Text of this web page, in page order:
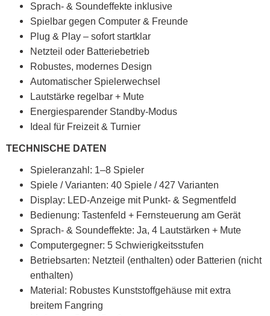
Sprach- & Soundeffekte inklusive
Spielbar gegen Computer & Freunde
Plug & Play – sofort startklar
Netzteil oder Batteriebetrieb
Robustes, modernes Design
Automatischer Spielerwechsel
Lautstärke regelbar + Mute
Energiesparender Standby-Modus
Ideal für Freizeit & Turnier
TECHNISCHE DATEN
Spieleranzahl: 1–8 Spieler
Spiele / Varianten: 40 Spiele / 427 Varianten
Display: LED-Anzeige mit Punkt- & Segmentfeld
Bedienung: Tastenfeld + Fernsteuerung am Gerät
Sprach- & Soundeffekte: Ja, 4 Lautstärken + Mute
Computergegner: 5 Schwierigkeitsstufen
Betriebsarten: Netzteil (enthalten) oder Batterien (nicht
enthalten)
Material: Robustes Kunststoffgehäuse mit extra
breitem Fangring